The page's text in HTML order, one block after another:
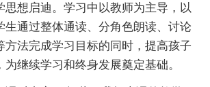
思想启迪。学习中以教师为主导，以
生通过整体通读、分角色朗读、讨论
方法完成学习目标的同时，提高孩子
继续学习和终身发展奠定基础。